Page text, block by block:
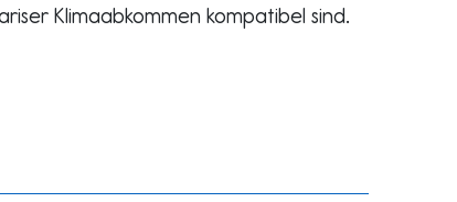
Klimaabkommen kompatibel sind.